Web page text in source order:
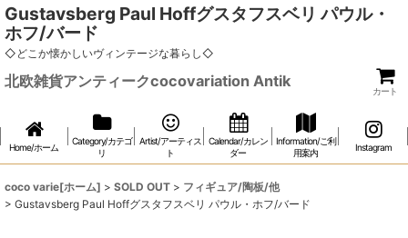
Gustavsberg Paul Hoffグスタフスベリ パウル・
ホフ/バード
◇どこか懐かしいヴィンテージな暮らし◇
北欧雑貨アンティークcocovariation Antik
カート
Home/ホーム
Category/カテゴ
リ
Artist/アーティス
ト
Calendar/カレン
ダー
Information/ご利
用案内
Instagram
coco varie[ホーム] > SOLD OUT > フィギュア/陶板/他
> Gustavsberg Paul Hoffグスタフスベリ パウル・ホフ/バード